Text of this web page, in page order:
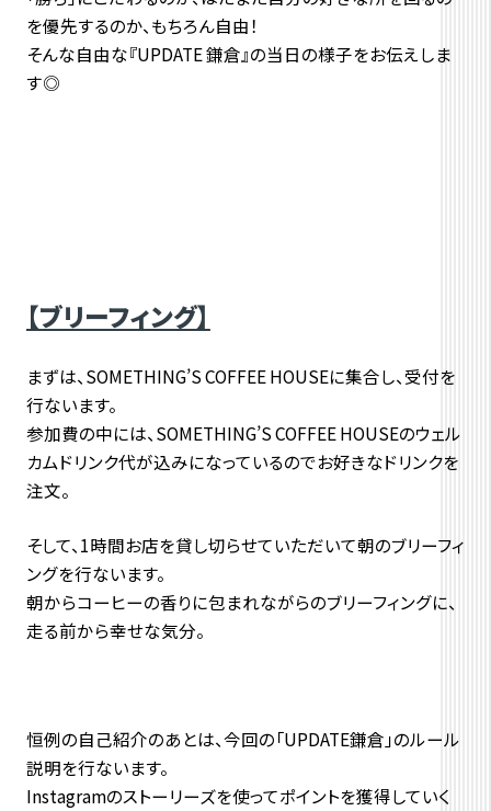
を優先するのか、もちろん自由！
そんな自由な『UPDATE 鎌倉』の当日の様子をお伝えしま
す◎
【ブリーフィング】
まずは、SOMETHING’S COFFEE HOUSEに集合し、受付を
行ないます。
参加費の中には、SOMETHING’S COFFEE HOUSEのウェル
カムドリンク代が込みになっているのでお好きなドリンクを
注文。
そして、1時間お店を貸し切らせていただいて朝のブリーフィ
ングを行ないます。
朝からコーヒーの香りに包まれながらのブリーフィングに、
走る前から幸せな気分。
恒例の自己紹介のあとは、今回の「UPDATE鎌倉」のルール
説明を行ないます。
Instagramのストーリーズを使ってポイントを獲得していく